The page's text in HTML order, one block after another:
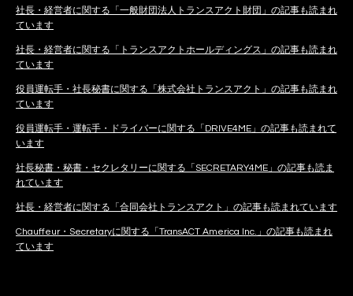
社長・経営者に関する「一般財団法人トランスアクト財団」の記事も読まれ
ています
社長・経営者に関する「トランスアクトホールディングス」の記事も読まれ
ています
役員運転手・社長秘書に関する「株式会社トランスアクト」の記事も読まれ
ています
役員運転手・運転手・ドライバーに関する「DRIVE4ME」の記事も読まれて
います
社長秘書・秘書・セクレタリーに関する「SECRETARY4ME」の記事も読ま
れています
社長・経営者に関する「合同会社トランスアクト」の記事も読まれています
Chauffeur・Secretaryに関する「TransACT America Inc.」の記事も読まれ
ています